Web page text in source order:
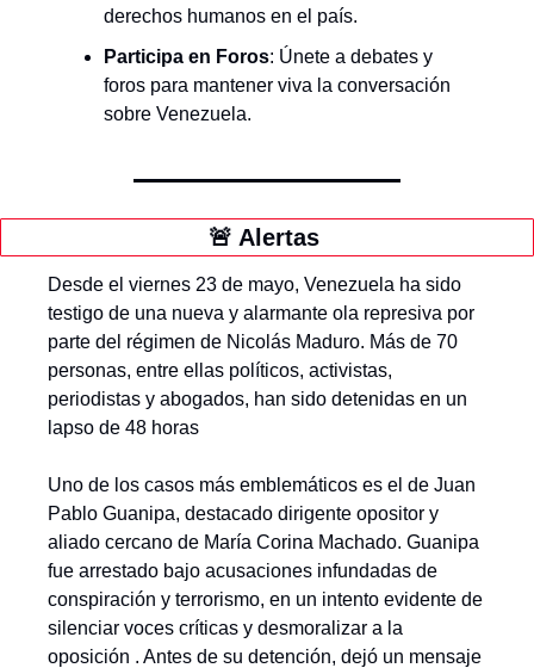
derechos humanos en el país.
Participa en Foros: Únete a debates y
foros para mantener viva la conversación
sobre Venezuela.
🚨 Alertas
Desde el viernes 23 de mayo, Venezuela ha sido
testigo de una nueva y alarmante ola represiva por
parte del régimen de Nicolás Maduro. Más de 70
personas, entre ellas políticos, activistas,
periodistas y abogados, han sido detenidas en un
lapso de 48 horas
Uno de los casos más emblemáticos es el de Juan
Pablo Guanipa, destacado dirigente opositor y
aliado cercano de María Corina Machado. Guanipa
fue arrestado bajo acusaciones infundadas de
conspiración y terrorismo, en un intento evidente de
silenciar voces críticas y desmoralizar a la
oposición . Antes de su detención, dejó un mensaje